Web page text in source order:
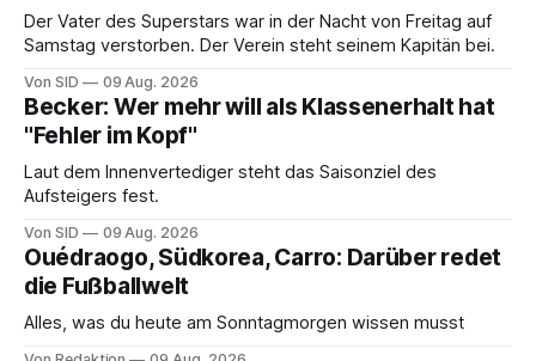
Der Vater des Superstars war in der Nacht von Freitag auf
Samstag verstorben. Der Verein steht seinem Kapitän bei.
Von SID 09 Aug. 2026
Becker: Wer mehr will als Klassenerhalt hat
"Fehler im Kopf"
Laut dem Innenvertediger steht das Saisonziel des
Aufsteigers fest.
Von SID 09 Aug. 2026
Ouédraogo, Südkorea, Carro: Darüber redet
die Fußballwelt
Alles, was du heute am Sonntagmorgen wissen musst